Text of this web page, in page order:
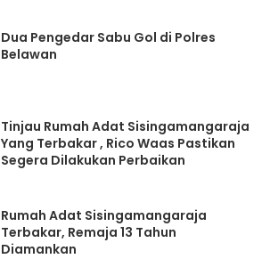
Dua Pengedar Sabu Gol di Polres
Belawan
Tinjau Rumah Adat Sisingamangaraja
Yang Terbakar , Rico Waas Pastikan
Segera Dilakukan Perbaikan
Rumah Adat Sisingamangaraja
Terbakar, Remaja 13 Tahun
Diamankan